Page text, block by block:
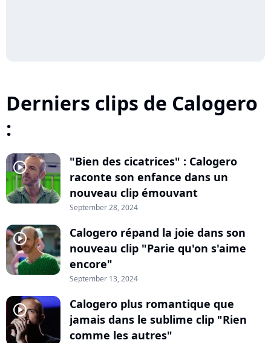
Derniers clips de Calogero
:
player2
"Bien des cicatrices" : Calogero
raconte son enfance dans un
nouveau clip émouvant
September 28, 2024
player2
Calogero répand la joie dans son
nouveau clip "Parie qu'on s'aime
encore"
September 13, 2024
player2
Calogero plus romantique que
jamais dans le sublime clip "Rien
comme les autres"